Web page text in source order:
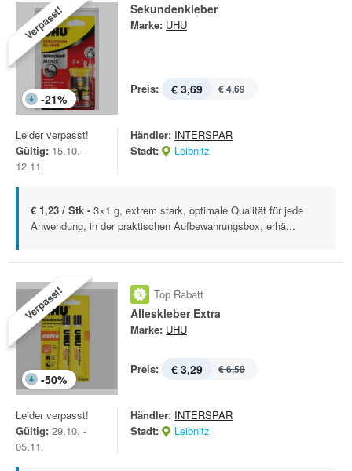
Verpasst!
-21%
Sekundenkleber
Marke: UHU
Preis: € 3,69 € 4,69
Leider verpasst!
Gültig: 15.10. -
12.11.
Händler: INTERSPAR
Stadt:
Leibnitz
€ 1,23 / Stk - 3×1 g, extrem stark, optimale Qualität für jede
Anwendung, in der praktischen Aufbewahrungsbox, erhä...
Verpasst!
-50%
Top Rabatt
Alleskleber Extra
Marke: UHU
Preis: € 3,29 € 6,58
Leider verpasst!
Gültig: 29.10. -
05.11.
Händler: INTERSPAR
Stadt:
Leibnitz